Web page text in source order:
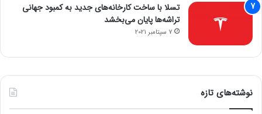
تسلا با ساخت کارخانه‌های جدید به کمبود جهانی
تراشه‌ها پایان می‌بخشد
7 سپتامبر 2021
نوشته‌های تازه